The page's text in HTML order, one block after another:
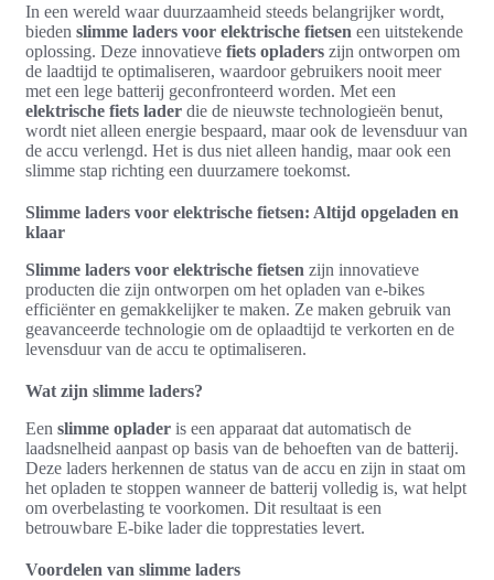
In een wereld waar duurzaamheid steeds belangrijker wordt,
bieden slimme laders voor elektrische fietsen een uitstekende
oplossing. Deze innovatieve fiets opladers zijn ontworpen om
de laadtijd te optimaliseren, waardoor gebruikers nooit meer
met een lege batterij geconfronteerd worden. Met een
elektrische fiets lader die de nieuwste technologieën benut,
wordt niet alleen energie bespaard, maar ook de levensduur van
de accu verlengd. Het is dus niet alleen handig, maar ook een
slimme stap richting een duurzamere toekomst.
Slimme laders voor elektrische fietsen: Altijd opgeladen en
klaar
Slimme laders voor elektrische fietsen zijn innovatieve
producten die zijn ontworpen om het opladen van e-bikes
efficiënter en gemakkelijker te maken. Ze maken gebruik van
geavanceerde technologie om de oplaadtijd te verkorten en de
levensduur van de accu te optimaliseren.
Wat zijn slimme laders?
Een slimme oplader is een apparaat dat automatisch de
laadsnelheid aanpast op basis van de behoeften van de batterij.
Deze laders herkennen de status van de accu en zijn in staat om
het opladen te stoppen wanneer de batterij volledig is, wat helpt
om overbelasting te voorkomen. Dit resultaat is een
betrouwbare E-bike lader die topprestaties levert.
Voordelen van slimme laders